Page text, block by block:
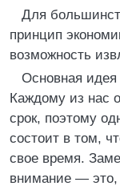
Для
принцип
возможность
Основная идея
Каждому из нас
срок, поэтому
состоит в том,
свое время.
внимание — это,